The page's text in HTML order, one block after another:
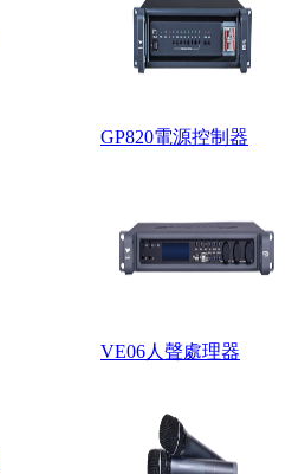
GP820電源控制器
VE06人聲處理器